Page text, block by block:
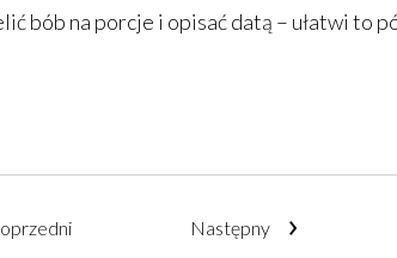
bób na porcje i opisać datą – ułatwi to
Następny